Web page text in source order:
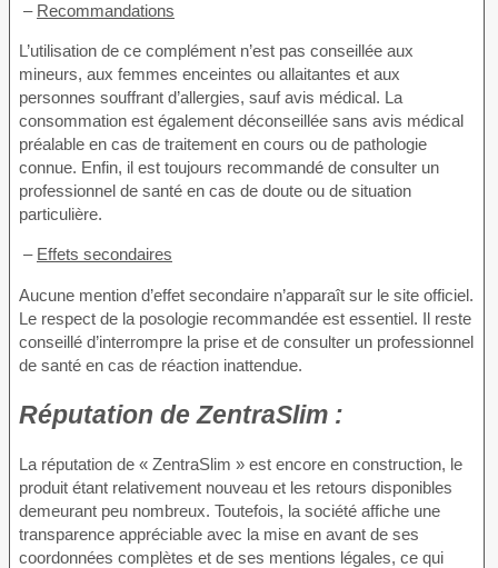
– Recommandations
L’utilisation de ce complément n’est pas conseillée aux
mineurs, aux femmes enceintes ou allaitantes et aux
personnes souffrant d’allergies, sauf avis médical. La
consommation est également déconseillée sans avis médical
préalable en cas de traitement en cours ou de pathologie
connue. Enfin, il est toujours recommandé de consulter un
professionnel de santé en cas de doute ou de situation
particulière.
– Effets secondaires
Aucune mention d’effet secondaire n’apparaît sur le site officiel.
Le respect de la posologie recommandée est essentiel. Il reste
conseillé d’interrompre la prise et de consulter un professionnel
de santé en cas de réaction inattendue.
Réputation deZentraSlim :
La réputation de « ZentraSlim » est encore en construction, le
produit étant relativement nouveau et les retours disponibles
demeurant peu nombreux. Toutefois, la société affiche une
transparence appréciable avec la mise en avant de ses
coordonnées complètes et de ses mentions légales, ce qui